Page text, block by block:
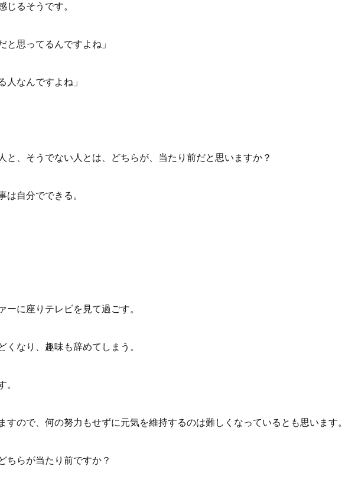
じるそうです。
と思ってるんですよね」
人なんですよね」
と、そうでない人とは、どちらが、当たり前だと思いますか？
は自分でできる。
に座りテレビを見て過ごす。
なり、趣味も辞めてしまう。
。
すので、何の努力もせずに元気を維持するのは難しくなっているとも思います。
ちらが当たり前ですか？